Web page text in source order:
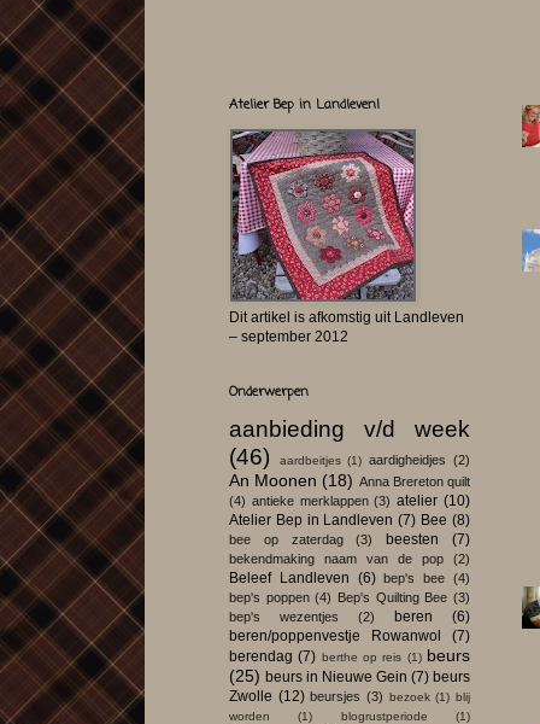
Atelier Bep in Landleven!
Dit artikel is afkomstig uit Landleven
– september 2012
Onderwerpen
aanbieding v/d week
(46)
aardbeitjes (1) aardigheidjes (2)
An Moonen (18) Anna Brereton quilt
(4) antieke merklappen (3) atelier (10)
Atelier Bep in Landleven (7) Bee (8)
bee op zaterdag (3) beesten (7)
bekendmaking naam van de pop (2)
Beleef Landleven (6) bep's bee (4)
bep's poppen (4) Bep's Quilting Bee (3)
bep's wezentjes
(2) beren
(6)
beren/poppenvestje Rowanwol
(7)
berendag (7) berthe op reis (1) beurs
(25) beurs in Nieuwe Gein (7) beurs
Zwolle (12) beursjes (3) bezoek (1) blij
worden
(1) blogrustperiode (1)